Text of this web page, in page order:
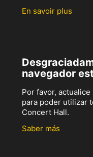
En savoir plus
navegador
Por favor,
para poder utilizar
Concert Hall.
Saber más